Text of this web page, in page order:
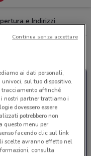
e Indirizzi
ai dati personali,
sul tuo dispositivo.
tracciamento affinché
nostri partner trattiamo i
dovessero essere
potrebbero non
questo menu per
facendo clic sul link
scelte avranno effetto nel
consulta
Continua senza accettare